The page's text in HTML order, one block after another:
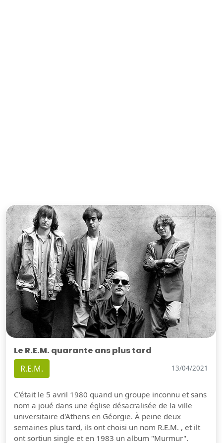
Le R.E.M. quarante ans plus tard
R.E.M. 13/04/2021
C'était le 5 avril 1980 quand un groupe inconnu et sans
nom a joué dans une église désacralisée de la ville
universitaire d'Athens en Géorgie. À peine deux
semaines plus tard, ils ont choisi un nom R.E.M. , et ilt
ont sortiun single et en 1983 un album "Murmur".